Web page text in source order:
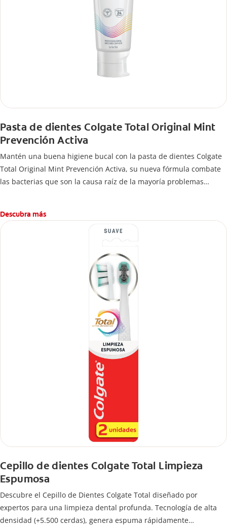
Pasta de dientes Colgate Total Original Mint
Prevención Activa
Mantén una buena higiene bucal con la pasta de dientes Colgate
Total Original Mint Prevención Activa, su nueva fórmula combate
las bacterias que son la causa raíz de la mayoría problemas
Descubra más
Cepillo de dientes Colgate Total Limpieza
Espumosa
Descubre el Cepillo de Dientes Colgate Total diseñado por
expertos para una limpieza dental profunda. Tecnología de alta
densidad (+5.500 cerdas), genera espuma rápidamente